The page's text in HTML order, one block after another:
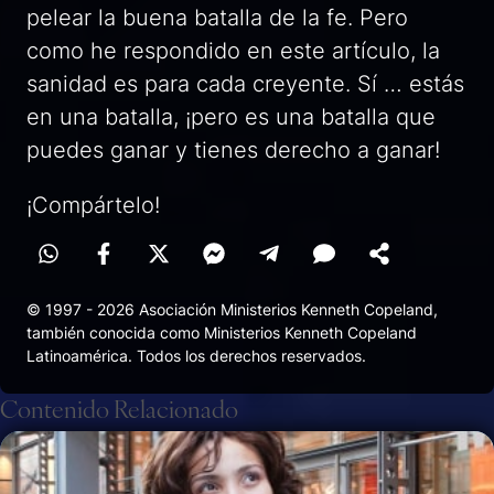
pelear la buena batalla de la fe. Pero
como he respondido en este artículo, la
sanidad es para cada creyente. Sí … estás
en una batalla, ¡pero es una batalla que
puedes ganar y tienes derecho a ganar!
¡Compártelo!
© 1997 - 2026 Asociación Ministerios Kenneth Copeland,
también conocida como Ministerios Kenneth Copeland
Latinoamérica. Todos los derechos reservados.
Contenido Relacionado